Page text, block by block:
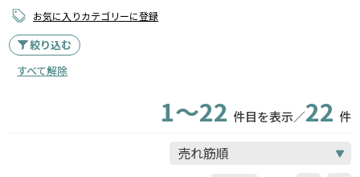
お気に入りカテゴリーに登録
絞り込む
すべて解除
1～22 件目を表示／22 件